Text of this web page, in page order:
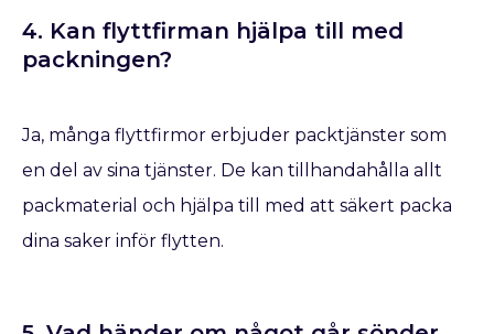
4. Kan flyttfirman hjälpa till med
packningen?
Ja, många flyttfirmor erbjuder packtjänster som
en del av sina tjänster. De kan tillhandahålla allt
packmaterial och hjälpa till med att säkert packa
dina saker inför flytten.